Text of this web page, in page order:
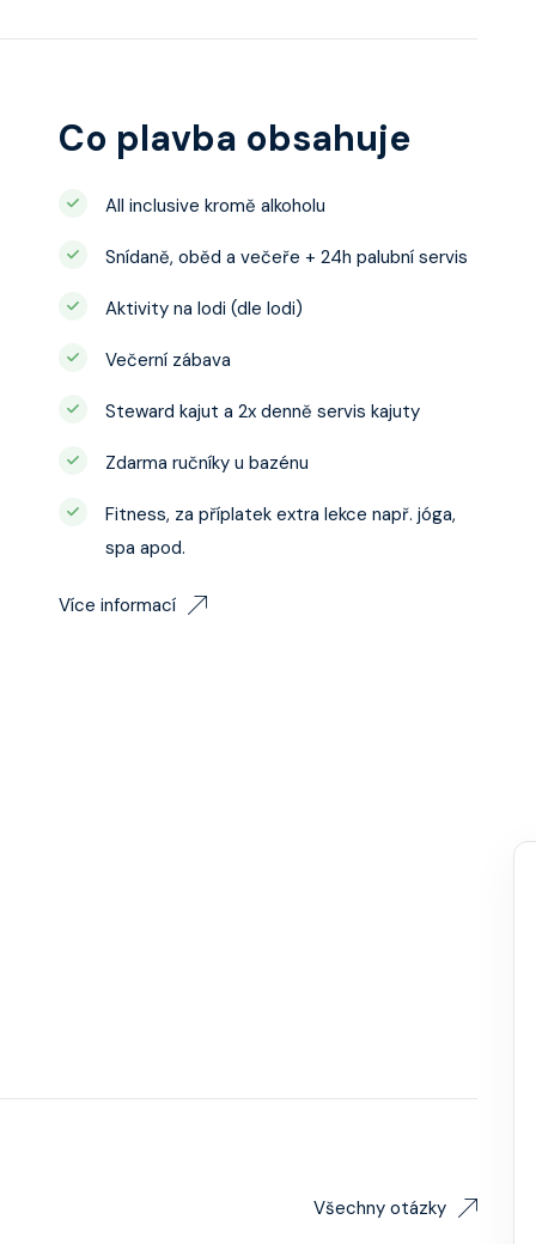
šatnu,
Co plavba obsahuje
All inclusive kromě alkoholu
Snídaně, oběd a večeře + 24h palubní servis
Aktivity na lodi (dle lodi)
Večerní zábava
Steward kajut a 2x denně servis kajuty
Zdarma ručníky u bazénu
Fitness, za příplatek extra lekce např. jóga,
spa apod.
Více informací
Všechny otázky